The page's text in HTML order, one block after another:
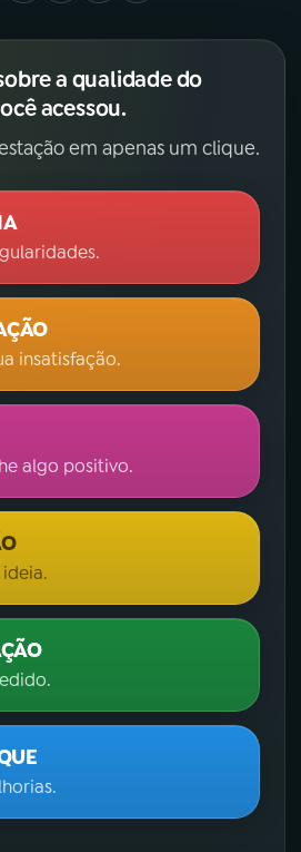
a qualidade do
acessou.
em apenas um clique.
insatisfação.
algo positivo.